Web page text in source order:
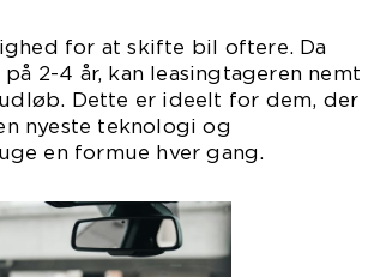
for at skifte bil oftere. Da
2-4 år, kan leasingtageren nemt
Dette er ideelt for dem, der
nyeste teknologi og
en formue hver gang.